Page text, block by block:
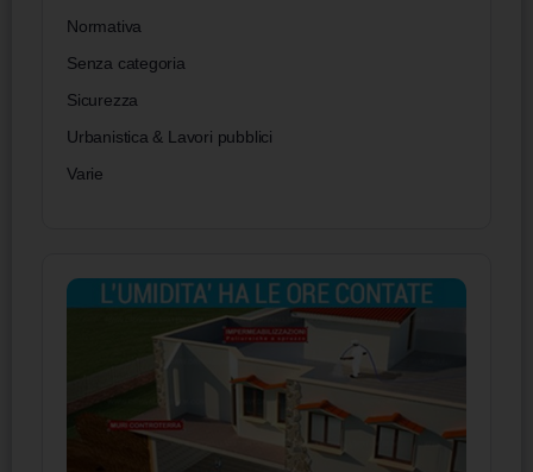
Normativa
Senza categoria
Sicurezza
Urbanistica & Lavori pubblici
Varie